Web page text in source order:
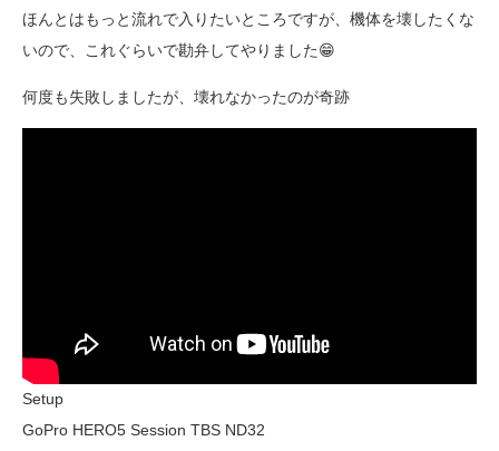
ほんとはもっと流れで入りたいところですが、機体を壊したくな
いので、これぐらいで勘弁してやりました😁
何度も失敗しましたが、壊れなかったのが奇跡
Setup
GoPro HERO5 Session TBS ND32